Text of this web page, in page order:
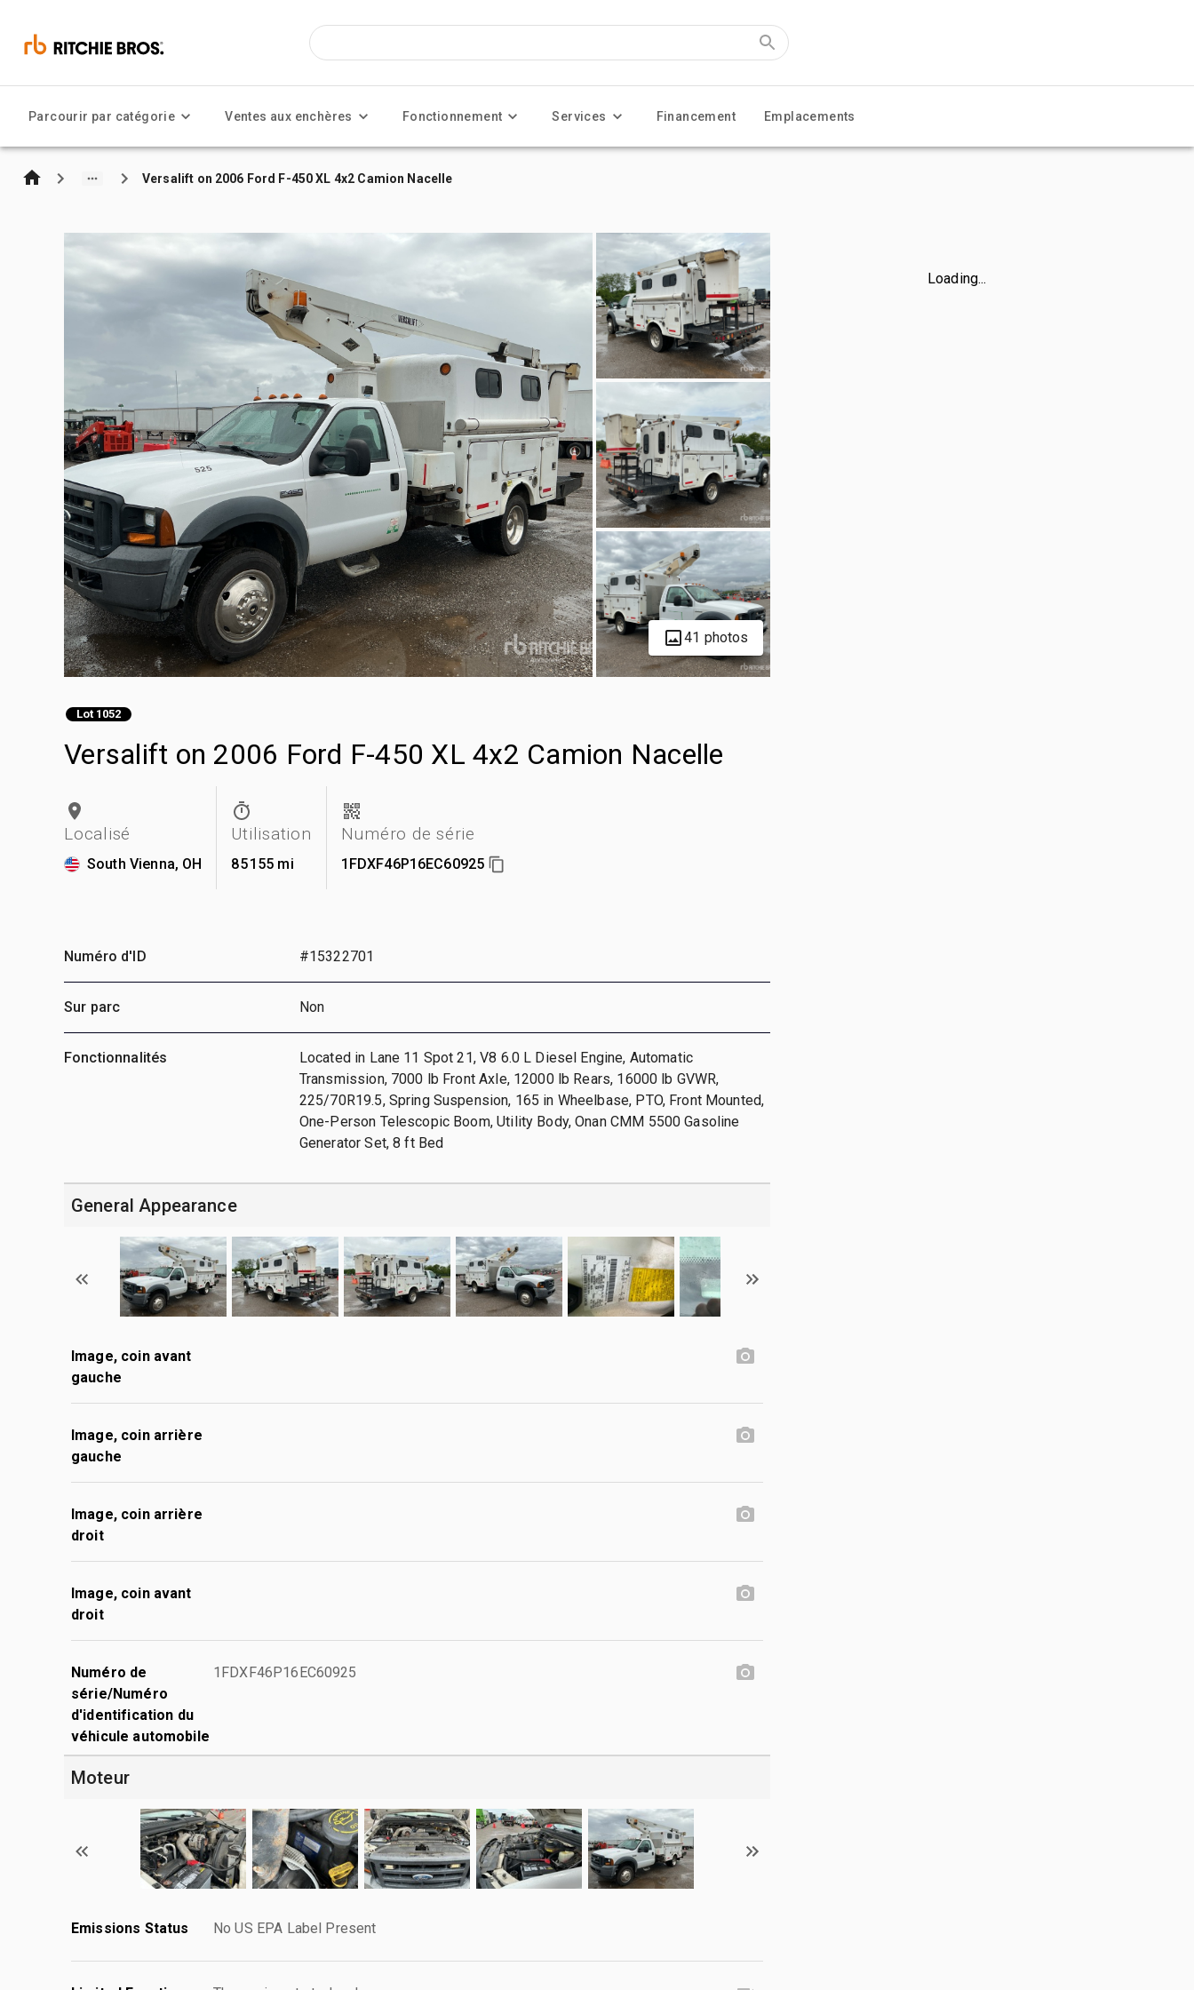
Parcourir par catégorie Ventes aux enchères Fonctionnement Services Financement Emplacements
Versalift on 2006 Ford F-450 XL 4x2 Camion Nacelle
41 photos
Lot 1052
Versalift on 2006 Ford F-450 XL 4x2 Camion Nacelle
Localisé
South Vienna, OH
Utilisation
85 155 mi
Numéro de série
1FDXF46P16EC60925
Loading...
Numéro d'ID #15322701
Sur parc Non
Fonctionnalités
Located in Lane 11 Spot 21, V8 6.0 L Diesel Engine, Automatic
Transmission, 7000 lb Front Axle, 12000 lb Rears, 16000 lb GVWR,
225/70R19.5, Spring Suspension, 165 in Wheelbase, PTO, Front Mounted,
One-Person Telescopic Boom, Utility Body, Onan CMM 5500 Gasoline
Generator Set, 8 ft Bed
General Appearance
Image, coin avant
gauche
Image, coin arrière
gauche
Image, coin arrière
droit
Image, coin avant
droit
Numéro de
série/Numéro
d'identification du
véhicule automobile
1FDXF46P16EC60925
Moteur
Emissions Status No US EPA Label Present